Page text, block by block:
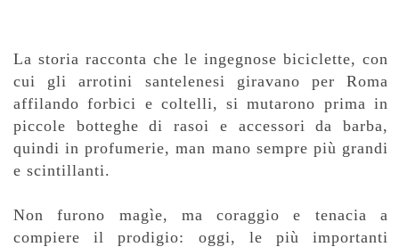
La storia racconta che le ingegnose biciclette, con
cui gli arrotini santelenesi giravano per Roma
affilando forbici e coltelli, si mutarono prima in
piccole botteghe di rasoi e accessori da barba,
quindi in profumerie, man mano sempre più grandi
e scintillanti.
Non furono magìe, ma coraggio e tenacia a
compiere il prodigio: oggi, le più importanti